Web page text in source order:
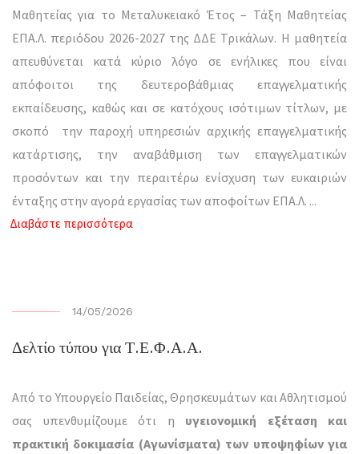
Μαθητείας για το Μεταλυκειακό Έτος – Τάξη Μαθητείας
ΕΠΑ.Λ. περιόδου 2026-2027 της ΔΔΕ Τρικάλων. Η μαθητεία
απευθύνεται κατά κύριο λόγο σε ενήλικες που είναι
απόφοιτοι της δευτεροβάθμιας επαγγελματικής
εκπαίδευσης, καθώς και σε κατόχους ισότιμων τίτλων, με
σκοπό την παροχή υπηρεσιών αρχικής επαγγελματικής
κατάρτισης, την αναβάθμιση των επαγγελματικών
προσόντων και την περαιτέρω ενίσχυση των ευκαιριών
ένταξης στην αγορά εργασίας των αποφοίτων ΕΠΑ.Λ. ...
Διαβάστε περισσότερα
14/05/2026
Δελτίο τύπου για Τ.Ε.Φ.Α.Α.
Από το Υπουργείο Παιδείας, Θρησκευμάτων και Αθλητισμού
σας υπενθυμίζουμε ότι η υγειονομική εξέταση και
πρακτική δοκιμασία (Αγωνίσματα) των υποψηφίων για